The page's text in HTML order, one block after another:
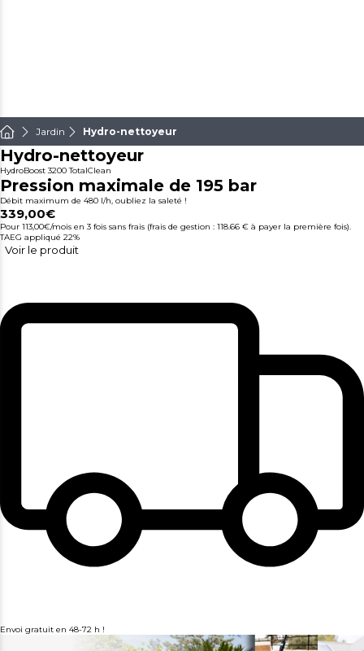
Jardin Hydro-nettoyeur
Hydro-nettoyeur
HydroBoost 3200 TotalClean
Pression maximale de 195 bar
Débit maximum de 480 l/h, oubliez la saleté !
339,00€
Pour 113,00€/mois en 3 fois sans frais (frais de gestion : 118.66 € à payer la première fois).
TAEG appliqué 22%
Voir le produit
Envoi gratuit en 48-72 h !